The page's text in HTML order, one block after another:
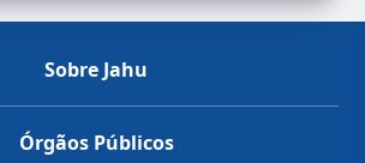
Sobre Jahu
Órgãos Públicos